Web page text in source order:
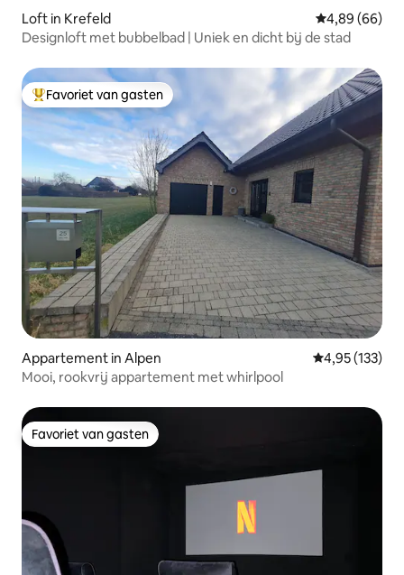
Loft in Krefeld Gemiddelde
4,89 (66)
Designloft met bubbelbad | Uniek en dicht bij de stad
Topfavoriet van gasten
Favoriet van gasten
Appartement in Alpen Gemiddelde
4,95 (133)
Mooi, rookvrij appartement met whirlpool
Favoriet van gasten
Favoriet van gasten